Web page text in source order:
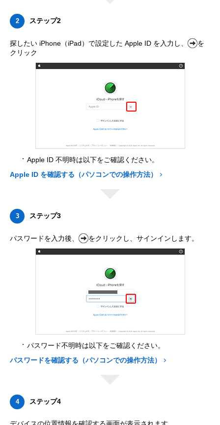
2 ステップ2
探したい iPhone（iPad）で設定した Apple ID を入力し、
を
クリック
Apple ID 不明時は以下をご確認ください。
Apple ID を確認する（パソコンでの操作方法）
3 ステップ3
パスワードを入力後、 をクリックし、サインインします。
パスワード不明時は以下をご確認ください。
パスワードを確認する（パソコンでの操作方法）
4 ステップ4